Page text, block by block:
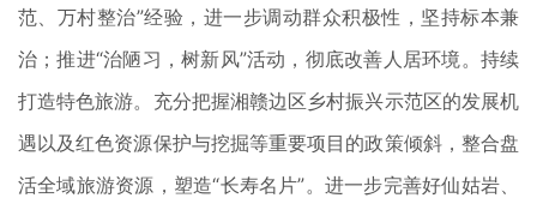
范、万村整治”经验，进一步调动群众积极性，坚持标本兼
治；推进“治陋习，树新风”活动，彻底改善人居环境。持续
打造特色旅游。充分把握湘赣边区乡村振兴示范区的发展机
遇以及红色资源保护与挖掘等重要项目的政策倾斜，整合盘
活全域旅游资源，塑造“长寿名片”。进一步完善好仙姑岩、